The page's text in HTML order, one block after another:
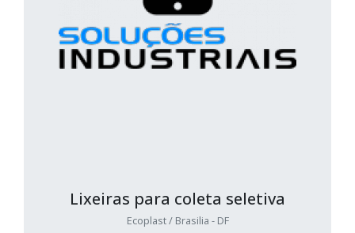
Lixeiras para coleta seletiva
Ecoplast / Brasilia - DF